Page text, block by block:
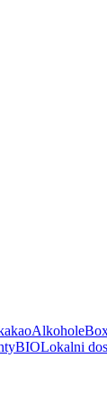
Alkohole
BIOLokalni